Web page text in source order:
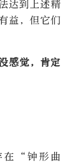
达到上述精
益，但它们
感觉，肯定
在“钟形曲